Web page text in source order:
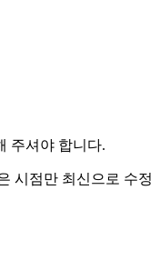
주셔야 합니다.
시점만 최신으로 수정